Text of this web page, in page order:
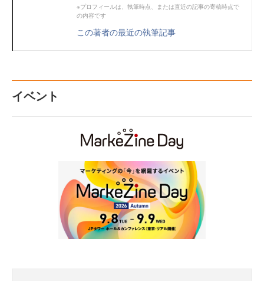
※プロフィールは、執筆時点、または直近の記事の寄稿時点で
の内容です
この著者の最近の執筆記事
イベント